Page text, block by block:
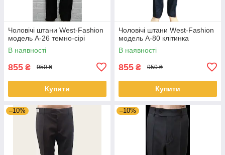
Чоловічі штани West-Fashion
модель A-26 темно-сірі
В наявності
855 ₴ 950 ₴
Купити
Чоловічі штани West-Fashion
модель A-80 клітинка
В наявності
855 ₴ 950 ₴
Купити
–10% –10%